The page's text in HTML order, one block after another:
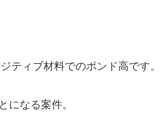
ティブ材料でのポンド高です。
になる案件。